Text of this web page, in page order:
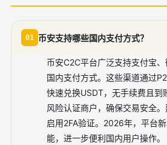
01 币安支持哪些国内支付方式？
币安C2C平台广泛支持支付宝
国内支付方式。这些渠道通过
快速兑换USDT，无手续费且到
风险认证商户，确保交易安全
启用2FA验证。2026年，平台
能，进一步便利国内用户操作。